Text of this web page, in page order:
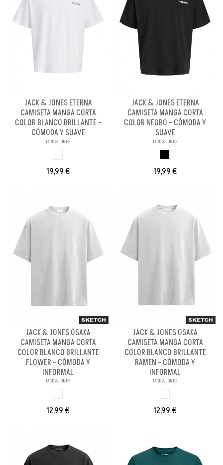
JACK & JONES ETERNA
CAMISETA MANGA CORTA
COLOR BLANCO BRILLANTE -
CÓMODA Y SUAVE
JACK & JONES
19,99 €
JACK & JONES ETERNA
CAMISETA MANGA CORTA
COLOR NEGRO - CÓMODA Y
SUAVE
JACK & JONES
19,99 €
JACK & JONES OSAKA
CAMISETA MANGA CORTA
COLOR BLANCO BRILLANTE
FLOWER - CÓMODA Y
INFORMAL
JACK & JONES
12,99 €
JACK & JONES OSAKA
CAMISETA MANGA CORTA
COLOR BLANCO BRILLANTE
RAMEN - CÓMODA Y
INFORMAL
JACK & JONES
12,99 €